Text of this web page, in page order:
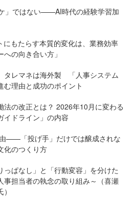
」ではない——AI時代の経験学習加
にもたらす本質的変化は、業務効率
の向き合い方」
タレマネは海外製 「人事システム
む理由と成功のポイント
法の改正とは？ 2026年10月に変わる
イドライン」の内容
——「投げ手」だけでは醸成されな
化のつくり方
っぱなし」と「行動変容」を分けた
事担当者の執念の取り組み～（喜瀬